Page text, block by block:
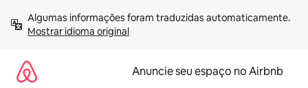
para
Mostrar idioma original
Anuncie seu espaço no Airbnb